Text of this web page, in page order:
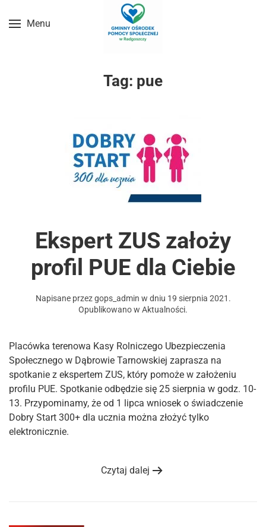
Przejdź do treści głównej
Menu
Tag: pue
Ekspert ZUS założy
profil PUE dla Ciebie
Napisane przezgops_admin w dniu 19 sierpnia 2021 .
Opublikowano w Aktualności.
Placówka terenowa Kasy Rolniczego Ubezpieczenia
Społecznego w Dąbrowie Tarnowskiej zaprasza na
spotkanie z ekspertem ZUS, który pomoże w założeniu
profilu PUE. Spotkanie odbędzie się 25 sierpnia w godz. 10-
13. Przypominamy, że od 1 lipca wniosek o świadczenie
Dobry Start 300+ dla ucznia można złożyć tylko
elektronicznie.
Czytaj dalej